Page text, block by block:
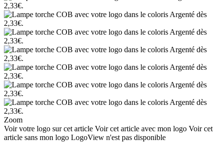
Zoom
Voir votre logo sur cet article Voir cet article avec mon logo Voir cet
article sans mon logo LogoView n'est pas disponible